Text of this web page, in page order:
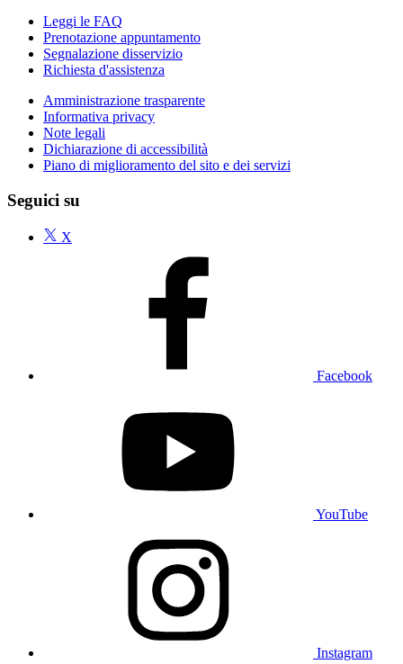
Leggi le FAQ
Prenotazione appuntamento
Segnalazione disservizio
Richiesta d'assistenza
Amministrazione trasparente
Informativa privacy
Note legali
Dichiarazione di accessibilità
Piano di miglioramento del sito e dei servizi
Seguici su
X
Facebook
YouTube
Instagram